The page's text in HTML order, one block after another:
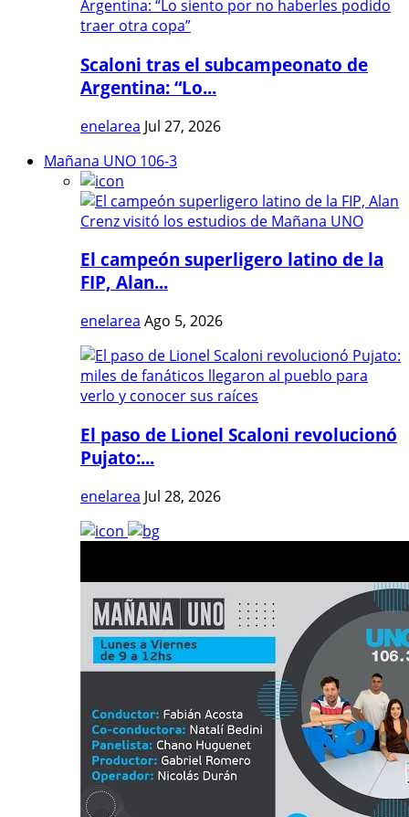
Scaloni tras el subcampeonato de
Argentina: “Lo...
enelarea Jul 27, 2026
Mañana UNO 106-3
El campeón superligero latino de la
FIP, Alan...
enelarea Ago 5, 2026
El paso de Lionel Scaloni revolucionó
Pujato:...
enelarea Jul 28, 2026